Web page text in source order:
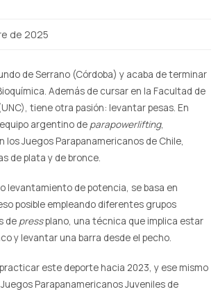
de 2025
de Serrano (Córdoba) y acaba de terminar
Además de cursar en la Facultad de
tiene otra pasión: levantar pesas. En
argentino de parapowerlifting,
los Juegos Parapanamericanos de Chile,
de plata y de bronce.
levantamiento de potencia, se basa en
posible empleando diferentes grupos
de pressplano, una técnica que implica estar
y levantar una barra desde el pecho.
este deporte hacia 2023, y ese mismo
Parapanamericanos Juveniles de